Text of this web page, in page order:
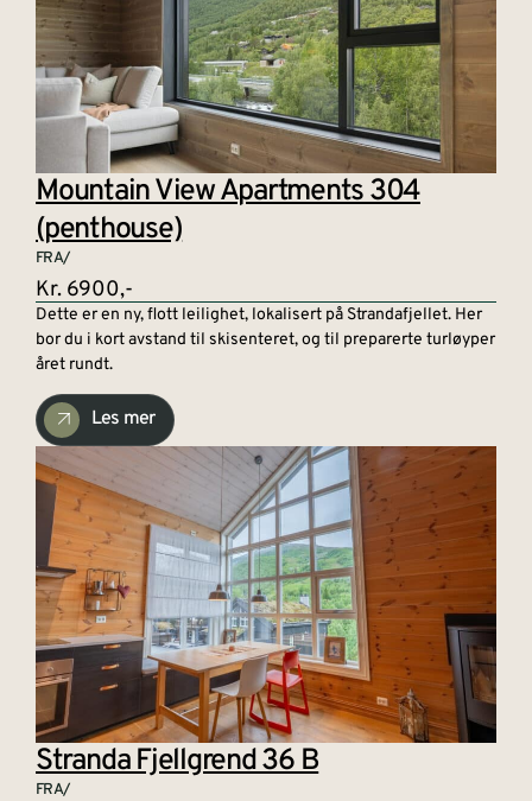
Mountain View Apartments 304
(penthouse)
FRA/
Kr. 6900,-
Dette er en ny, flott leilighet, lokalisert på Strandafjellet. Her
bor du i kort avstand til skisenteret, og til preparerte turløyper
året rundt.
Les mer
Stranda Fjellgrend 36 B
FRA/